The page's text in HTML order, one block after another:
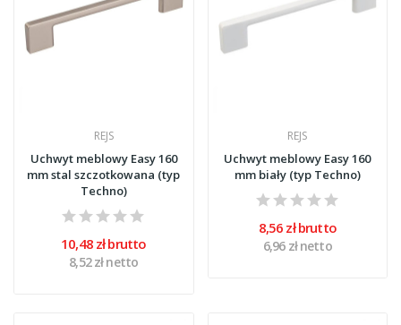
REJS
Uchwyt meblowy Easy 160
mm stal szczotkowana (typ
Techno)
10,48 zł brutto
8,52 zł netto
REJS
Uchwyt meblowy Easy 160
mm biały (typ Techno)
8,56 zł brutto
6,96 zł netto